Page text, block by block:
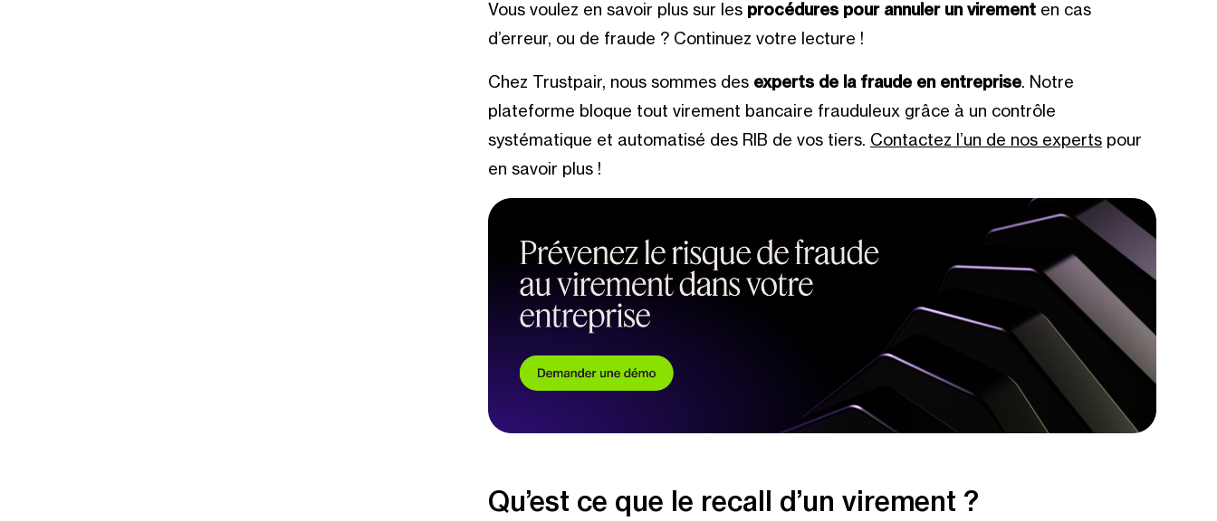
Vous voulez en savoir plus sur les procédures pour annuler un virementen cas
d’erreur, ou de fraude ? Continuez votre lecture !
Chez Trustpair, nous sommes des experts de la fraude en entreprise. Notre
plateforme bloque tout virement bancaire frauduleux grâce à un contrôle
systématique et automatisé des RIB de vos tiers. Contactez l’un de nos expertspour
en savoir plus !
Qu’est ce que le recall d’un virement ?